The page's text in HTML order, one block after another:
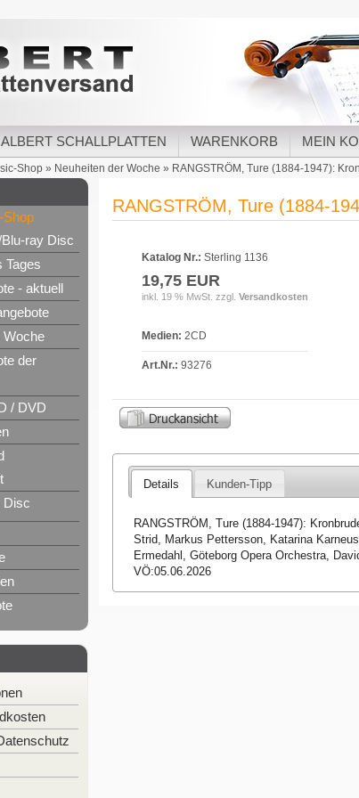
ALBERT SCHALLPLATTEN WARENKORB MEIN
Shop » Neuheiten der Woche » RANGSTRÖM, Ture (1884-1947):
Shop
ray Disc
Tages
- aktuell
Woche
der
/ DVD
Disc
RANGSTRÖM, Ture (1884-
Katalog Nr.: Sterling 1136
19,75 EUR
inkl. 19 % MwSt. zzgl. Versandkosten
Medien: 2CD
Art.Nr.: 93276
Details Kunden-Tipp
RANGSTRÖM, Ture (1884-1947):
Strid, Markus Pettersson, Katarina
Ermedahl, Göteborg Opera Orchestra,
VÖ:05.06.2026